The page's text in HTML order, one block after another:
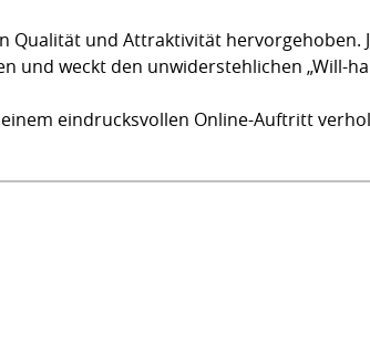
und Attraktivität hervorgehoben.
und weckt den unwiderstehlichen „Will-
eindrucksvollen Online-Auftritt